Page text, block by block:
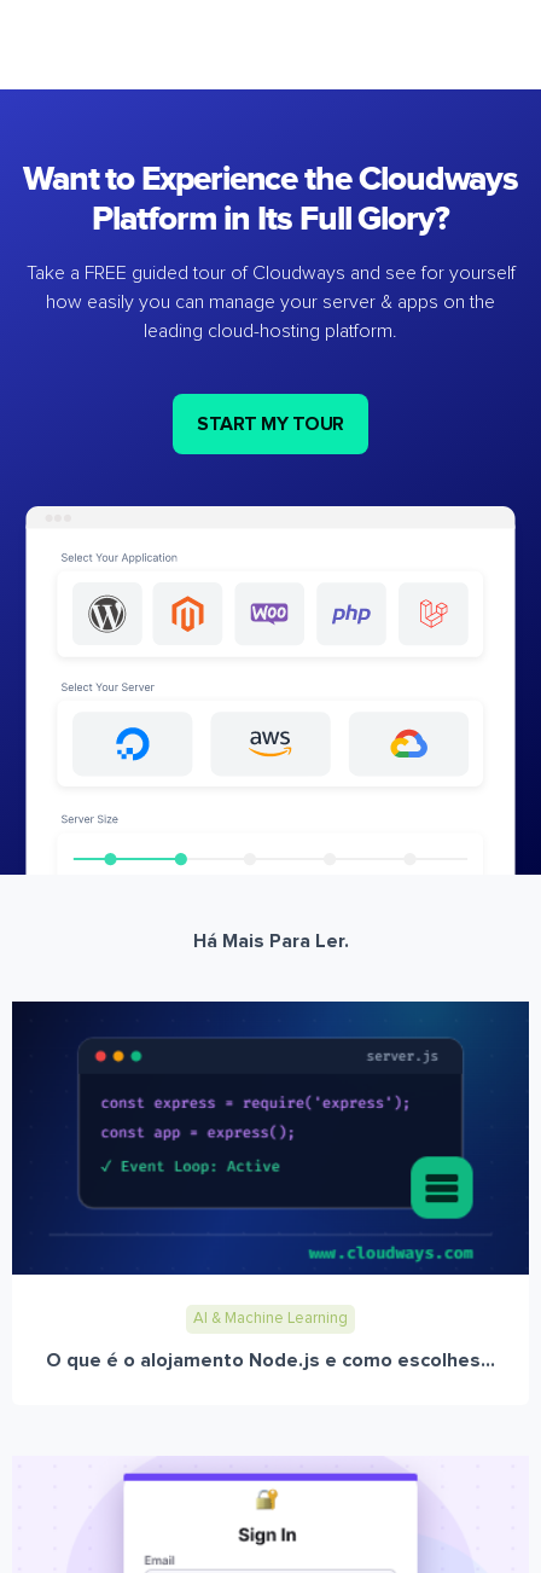
Want to Experience the Cloudways
Platform in Its Full Glory?
Take a FREE guided tour of Cloudways and see for yourself
how easily you can manage your server & apps on the
leading cloud-hosting platform.
START MY TOUR
Há Mais Para Ler.
AI & Machine Learning
O que é o alojamento Node.js e como escolhes...